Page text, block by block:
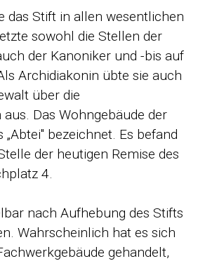
das Stift in allen wesentlichen
sowohl die Stellen der
der Kanoniker und -bis auf
Archidiakonin übte sie auch
über die
Das Wohngebäude der
bezeichnet. Es befand
der heutigen Remise des
4.
nach Aufhebung des Stifts
Wahrscheinlich hat es sich
gehandelt,